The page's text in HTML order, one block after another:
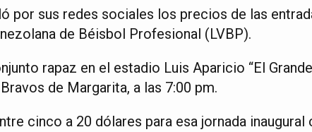
por sus redes sociales los precios de las
de Béisbol Profesional (LVBP).
rapaz en el estadio Luis Aparicio “El
de Margarita, a las 7:00 pm.
cinco a 20 dólares para esa jornada inaugural